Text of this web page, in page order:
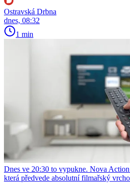
Ostravská Drbna
dnes, 08:32
1 min
Dnes ve 20:30 to vypukne. Nova
která předvede absolutní filmařský